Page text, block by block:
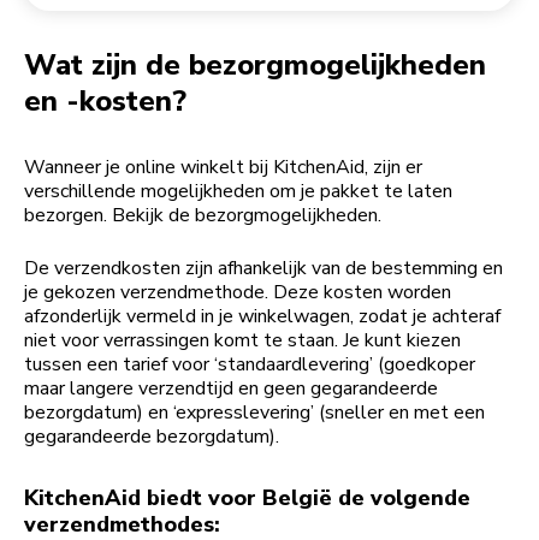
Wat zijn de bezorgmogelijkheden
en -kosten?
Wanneer je online winkelt bij KitchenAid, zijn er
verschillende mogelijkheden om je pakket te laten
bezorgen. Bekijk de bezorgmogelijkheden.
De verzendkosten zijn afhankelijk van de bestemming en
je gekozen verzendmethode. Deze kosten worden
afzonderlijk vermeld in je winkelwagen, zodat je achteraf
niet voor verrassingen komt te staan. Je kunt kiezen
tussen een tarief voor ‘standaardlevering’ (goedkoper
maar langere verzendtijd en geen gegarandeerde
bezorgdatum) en ‘expresslevering’ (sneller en met een
gegarandeerde bezorgdatum).
KitchenAid biedt voor België de volgende
verzendmethodes: